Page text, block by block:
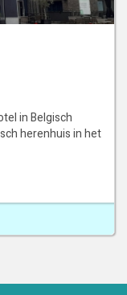
in Belgisch
herenhuis in het